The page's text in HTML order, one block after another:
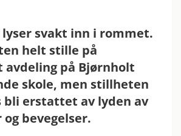
svakt inn i rommet.
helt stille på
på Bjørnholt
skole, men stillheten
bli erstattet av lyden av
og bevegelser.